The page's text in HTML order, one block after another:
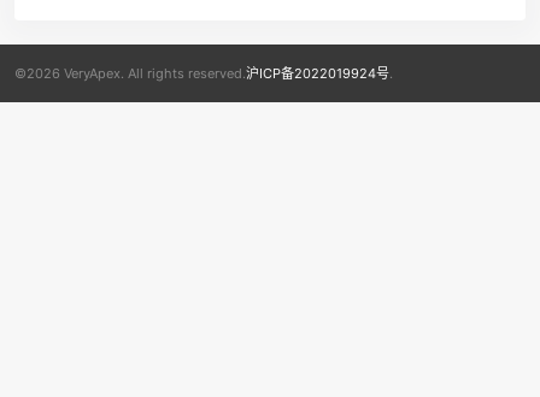
©2026 VeryApex. All rights reserved. 沪ICP备2022019924号